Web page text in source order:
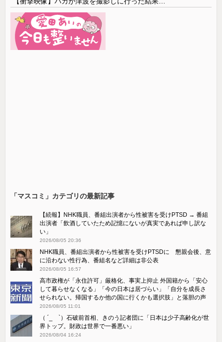
「マスコミ」カテゴリの最新記事
【続報】NHK職員、番組出演者から性被害を受けPTSD → 番組
出演者「飲酒していたため記憶にないが真実であれば申し訳な
い」
2026/08/05 20:36
NHK職員、番組出演者から性被害を受けPTSDに 懇親会後、意
に沿わない性行為、番組名など詳細は非公表
2026/08/05 16:57
高市政権が「永住許可」厳格化、事実上抑止 外国籍から「安心
して暮らせなくなる」「今の日本は居づらい」「自分を成長さ
せられない。帰国するか他の国に行くかも選択肢」と落胆の声
2026/08/05 11:01
（ ´_ゝ`）石破前首相、きのう記者団に「日本は少子高齢化が世
界トップ。財政は世界で一番悪い」
2026/08/04 16:24